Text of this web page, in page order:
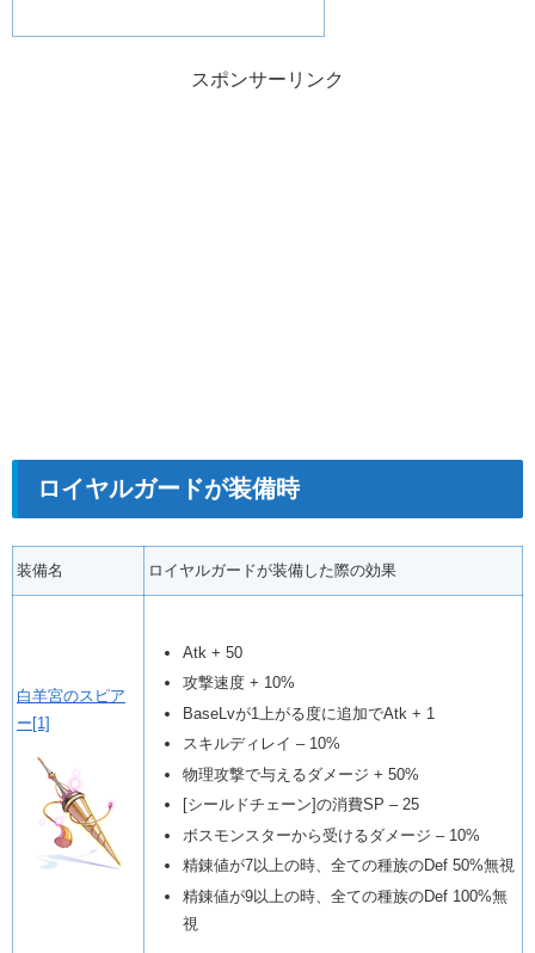
スポンサーリンク
ロイヤルガードが装備時
装備名 ロイヤルガードが装備した際の効果
白羊宮のスピア
ー[1]
Atk + 50
攻撃速度 + 10%
BaseLvが1上がる度に追加でAtk + 1
スキルディレイ – 10%
物理攻撃で与えるダメージ + 50%
[シールドチェーン]の消費SP – 25
ボスモンスターから受けるダメージ – 10%
精錬値が7以上の時、全ての種族のDef 50%無視
精錬値が9以上の時、全ての種族のDef 100%無
視